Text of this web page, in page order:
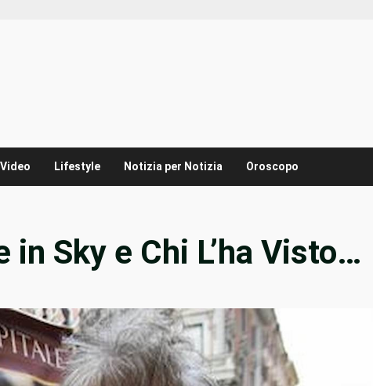
Video Lifestyle Notizia per Notizia Oroscopo
Sky e Chi L’ha Visto…